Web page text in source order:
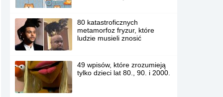
80 katastroficznych
metamorfoz fryzur, które
ludzie musieli znosić
49 wpisów, które zrozumieją
tylko dzieci lat 80., 90. i 2000.